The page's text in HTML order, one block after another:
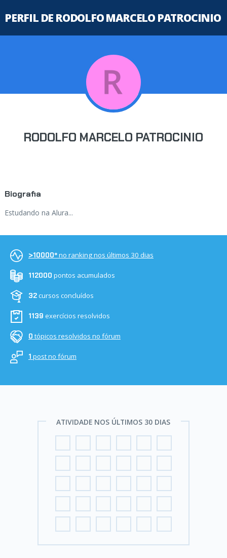
PERFIL DE RODOLFO MARCELO PATROCINIO
RODOLFO MARCELO PATROCINIO
Biografia
Estudando na Alura...
>10000ºno ranking nos últimos 30 dias
112000 pontos acumulados
32cursos concluídos
1139 exercícios resolvidos
0 tópicos resolvidos no fórum
1 post no fórum
ATIVIDADE NOS ÚLTIMOS 30 DIAS